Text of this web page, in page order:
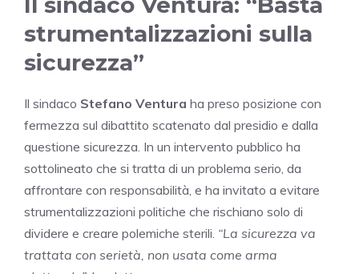
strumentalizzazioni sulla
sicurezza”
Il sindaco Stefano Ventura ha preso posizione con
fermezza sul dibattito scatenato dal presidio e dalla
questione sicurezza. In un intervento pubblico ha
sottolineato che si tratta di un problema serio, da
affrontare con responsabilità, e ha invitato a evitare
strumentalizzazioni politiche che rischiano solo di
dividere e creare polemiche sterili. “La sicurezza va
trattata con serietà, non usata come arma